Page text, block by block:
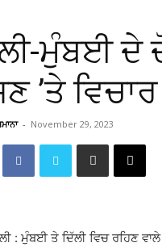
ਮੁੰਬਈ ਦੇ
’ਤੇ ਵਿਚਾਰ
- November 29, 2023
: ਮੁੰਬਈ ਤੇ ਦਿੱਲੀ ਵਿਚ ਰਹਿਣ